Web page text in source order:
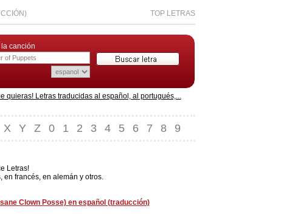
TOP LETRAS
canción
quieras! Letras traducidas al español, al portugués,...
X Y Z 0 1 2 3 4 5 6 7 8 9
Letras!
francés, en alemán y otros.
Clown Posse) en español (traducción)